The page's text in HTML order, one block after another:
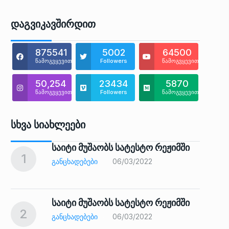
Დაგვიკავშირდით
875541
წამოგვყევით
5002
Followers
64500
წამოგვყევით
50,254
წამოგვყევით
23434
Followers
5870
წამოგვყევით
Სხვა Სიახლეები
1
საიტი მუშაობს სატესტო რეჟიმში
ᲒᲐᲜᲪᲮᲐᲓᲔᲑᲔᲑᲘ 06/03/2022
2
საიტი მუშაობს სატესტო რეჟიმში
ᲒᲐᲜᲪᲮᲐᲓᲔᲑᲔᲑᲘ 06/03/2022